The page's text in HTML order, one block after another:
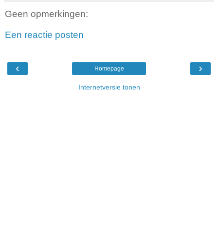
Geen opmerkingen:
Een reactie posten
‹ ›
Homepage
Internetversie tonen